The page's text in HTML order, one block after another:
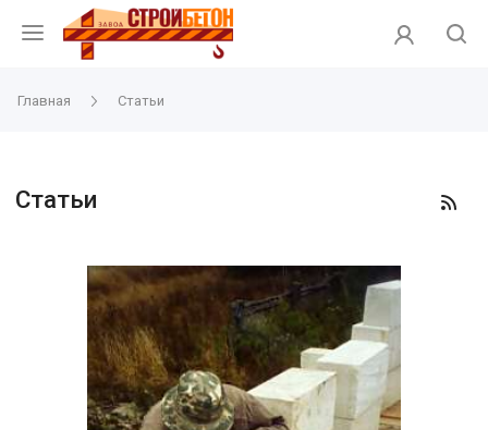
Главная Статьи
Статьи